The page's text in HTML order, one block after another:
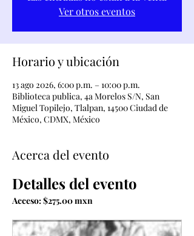
Ver otros eventos
Horario y ubicación
13 ago 2026, 6:00 p.m. – 10:00 p.m.
Biblioteca publica, 4a Morelos S/N, San
Miguel Topilejo, Tlalpan, 14500 Ciudad de
México, CDMX, México
Acerca del evento
Detalles del evento
Acceso: $275.00 mxn